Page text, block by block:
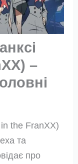
–
the FranXX)
та
про